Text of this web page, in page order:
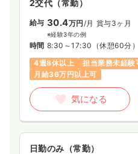
2交代（常勤）
給与 30.4万円/月 賞与3ヶ月
※経験3年の例
時間 8:30～17:30 （休憩60分）
4週8休以上
担当業務未経験
月給36万円以上可
気になる
日勤のみ（常勤）